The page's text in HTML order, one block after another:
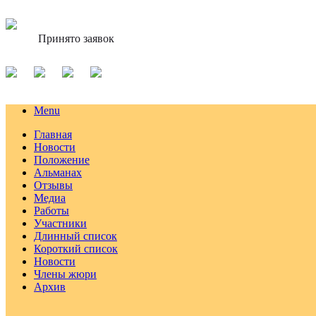
Принято заявок
Menu
Главная
Новости
Положение
Альманах
Отзывы
Медиа
Работы
Участники
Длинный список
Короткий список
Новости
Члены жюри
Архив